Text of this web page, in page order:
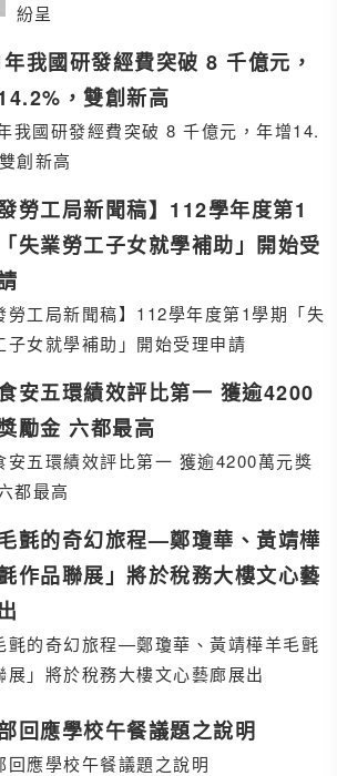
紛呈
我國研發經費突破 8 千億元，
，雙創新高
我國研發經費突破 8 千億元，年增14.
創新高
發勞工局新聞稿】112學年度第1
失業勞工子女就學補助」開始受
勞工局新聞稿】112學年度第1學期「失
子女就學補助」開始受理申請
安五環績效評比第一 獲逾4200
勵金 六都最高
安五環績效評比第一 獲逾4200萬元獎
都最高
毛氈的奇幻旅程—鄭瓊華、黃靖樺
作品聯展」將於稅務大樓文心藝
氈的奇幻旅程—鄭瓊華、黃靖樺羊毛氈
展」將於稅務大樓文心藝廊展出
回應學校午餐議題之說明
回應學校午餐議題之說明